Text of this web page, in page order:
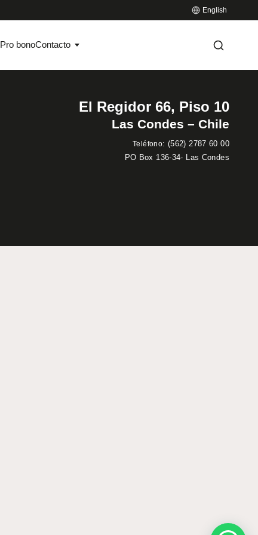
English
Pro bonoContacto
El Regidor 66, Piso 10
Las Condes – Chile
Teléfono: (562) 2787 60 00
PO Box 136-34- Las Condes